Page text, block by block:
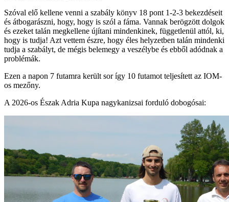
Szóval elő kellene venni a szabály könyv 18 pont 1-2-3 bekezdéseit
és átbogarászni, hogy, hogy is szól a fáma. Vannak berögzött dolgok
és ezeket talán megkellene újítani mindenkinek, függetlenül attól, ki,
hogy is tudja! Azt vettem észre, hogy éles helyzetben talán mindenki
tudja a szabályt, de mégis belemegy a veszélybe és ebből adódnak a
problémák.
Ezen a napon 7 futamra került sor így 10 futamot teljesített az IOM-
os mezőny.
A 2026-os Észak Adria Kupa nagykanizsai forduló dobogósai: